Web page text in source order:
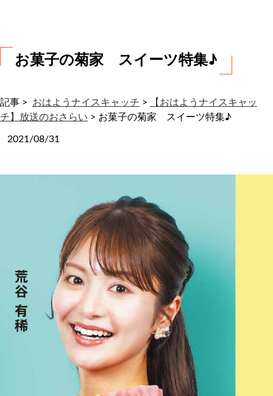
お菓子の菊家 スイーツ特集♪
記事 > おはようナイスキャッチ >
【おはようナイスキャッ
チ】放送のおさらい > お菓子の菊家 スイーツ特集♪
2021/08/31